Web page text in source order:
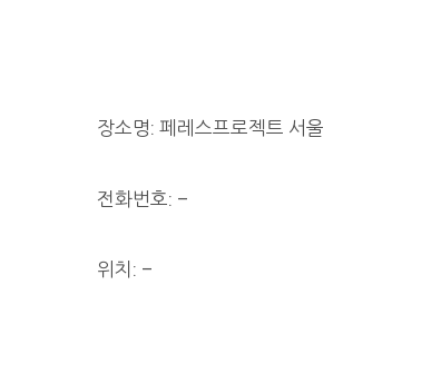
장소명: 페레스프로젝트 서울
전화번호: –
위치: –